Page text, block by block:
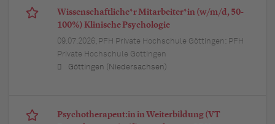
Wissenschaftliche*r Mitarbeiter*in (w/m/d, 50-
100%) Klinische Psychologie
09.07.2026, PFH Private Hochschule Göttingen: PFH
Private Hochschule Gottingen
Göttingen (Niedersachsen)
Psychotherapeut:in in Weiterbildung (VT